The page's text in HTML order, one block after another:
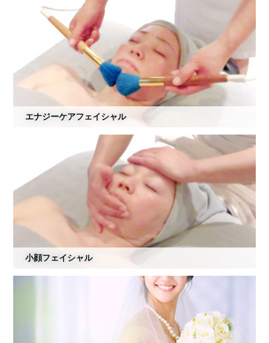
エナジーケアフェイシャル
小顔フェイシャル